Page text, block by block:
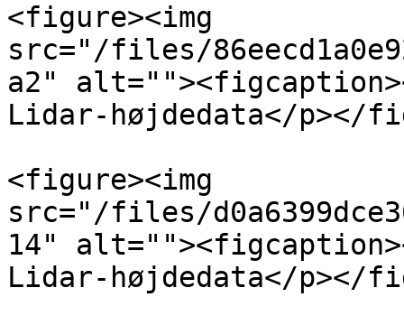
<figure><img
src="/files/
a2"
Lidar-højdedata</p></
<figure><img
src="/files/
14"
Lidar-højdedata</p></